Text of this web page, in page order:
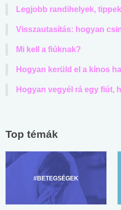
Legjobb randihelyek,
Visszautasítás: hogyan
Mi kell a fiúknak?
Hogyan kerüld el a kínos
Hogyan vegyél rá egy fiút,
Top témák
#BETEGSÉGEK